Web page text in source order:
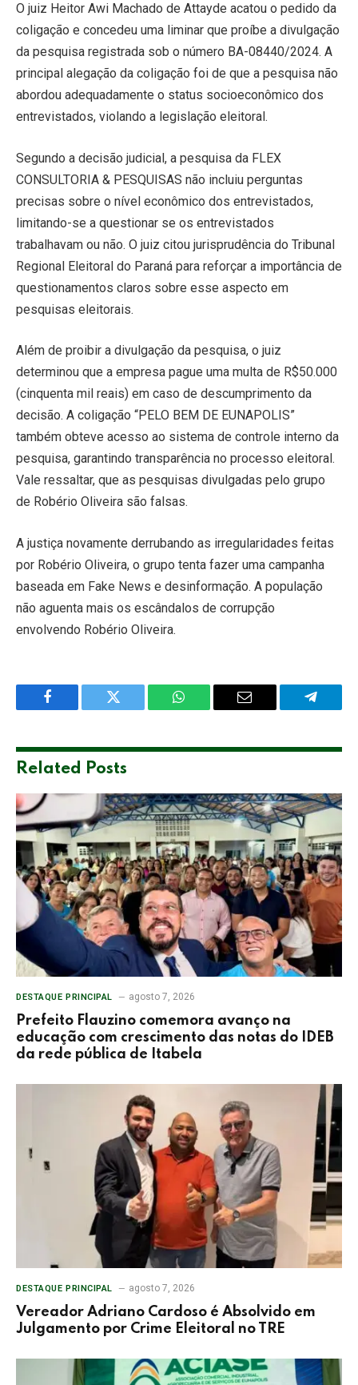
O juiz Heitor Awi Machado de Attayde acatou o pedido da
coligação e concedeu uma liminar que proíbe a divulgação
da pesquisa registrada sob o número BA-08440/2024. A
principal alegação da coligação foi de que a pesquisa não
abordou adequadamente o status socioeconômico dos
entrevistados, violando a legislação eleitoral.
Segundo a decisão judicial, a pesquisa da FLEX
CONSULTORIA & PESQUISAS não incluiu perguntas
precisas sobre o nível econômico dos entrevistados,
limitando-se a questionar se os entrevistados
trabalhavam ou não. O juiz citou jurisprudência do Tribunal
Regional Eleitoral do Paraná para reforçar a importância de
questionamentos claros sobre esse aspecto em
pesquisas eleitorais.
Além de proibir a divulgação da pesquisa, o juiz
determinou que a empresa pague uma multa de R$50.000
(cinquenta mil reais) em caso de descumprimento da
decisão. A coligação “PELO BEM DE EUNAPOLIS”
também obteve acesso ao sistema de controle interno da
pesquisa, garantindo transparência no processo eleitoral.
Vale ressaltar, que as pesquisas divulgadas pelo grupo
de Robério Oliveira são falsas.
A justiça novamente derrubando as irregularidades feitas
por Robério Oliveira, o grupo tenta fazer uma campanha
baseada em Fake News e desinformação. A população
não aguenta mais os escândalos de corrupção
envolvendo Robério Oliveira.
Facebook Twitter WhatsApp Email
Related Posts
DESTAQUE PRINCIPAL agosto 7, 2026
Prefeito Flauzino comemora avanço na
educação com crescimento das notas do IDEB
da rede pública de Itabela
DESTAQUE PRINCIPAL agosto 7, 2026
Vereador Adriano Cardoso é Absolvido em
Julgamento por Crime Eleitoral no TRE